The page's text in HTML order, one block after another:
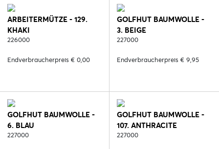
ARBEITERMÜTZE - 129.
KHAKI
226000
Endverbraucherpreis € 0,00
GOLFHUT BAUMWOLLE -
3. BEIGE
227000
Endverbraucherpreis € 9,95
GOLFHUT BAUMWOLLE -
6. BLAU
227000
GOLFHUT BAUMWOLLE -
107. ANTHRACITE
227000